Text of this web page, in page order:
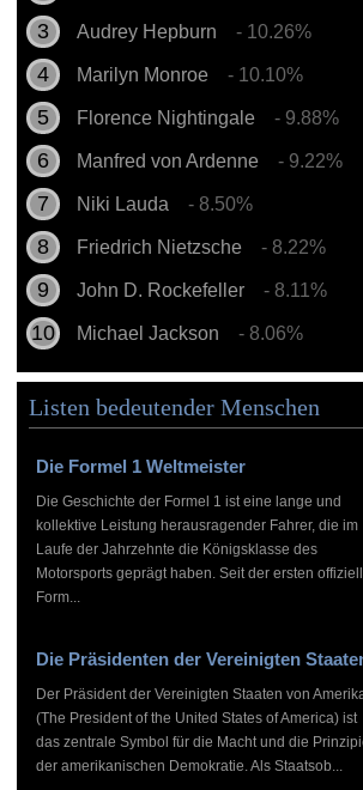
Audrey Hepburn - 10.26%
Marilyn Monroe - 10.10%
Florence Nightingale - 9.88%
Manfred von Ardenne - 9.22%
Niki Lauda - 8.50%
Friedrich Nietzsche - 8.22%
John D. Rockefeller - 8.11%
Michael Jackson - 8.06%
Listen bedeutender Menschen
Die Formel 1 Weltmeister
Die Geschichte der Formel 1 ist eine lange und
kollektive Leistung herausragender Fahrer, die im
Laufe der Jahrzehnte die Königsklasse des
Motorsports geprägt haben. Seit der ersten
Form...
Die Präsidenten der Vereinigten
Der Präsident der Vereinigten Staaten von
(The President of the United States of America) ist
das zentrale Symbol für die Macht und die
der amerikanischen Demokratie. Als Staatsob...